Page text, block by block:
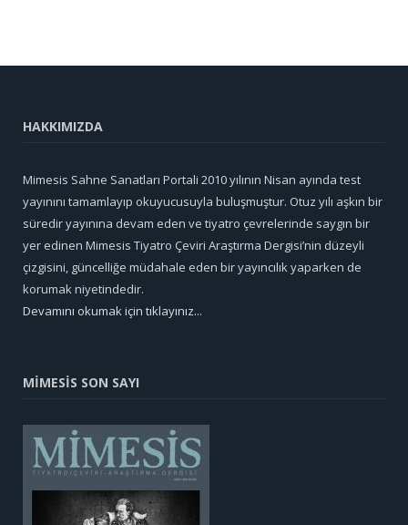
HAKKIMIZDA
Mimesis Sahne Sanatları Portali 2010 yılının Nisan ayında test
yayınını tamamlayıp okuyucusuyla buluşmuştur. Otuz yılı aşkın bir
süredir yayınına devam eden ve tiyatro çevrelerinde saygın bir
yer edinen Mimesis Tiyatro Çeviri Araştırma Dergisi’nin düzeyli
çizgisini, güncelliğe müdahale eden bir yayıncılık yaparken de
korumak niyetindedir.
Devamını okumak için tıklayınız...
MİMESİS SON SAYI